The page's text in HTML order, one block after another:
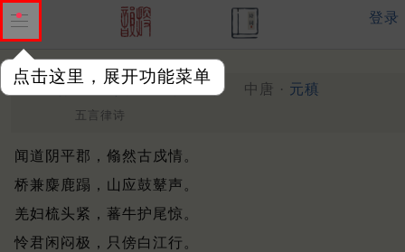
点击这里，展开功能菜单
登录
遣行十首 其十 （817年） 中唐 · 元稹
五言律诗
闻道阴平郡，翛然古戍情。
桥兼麋鹿蹋，山应鼓鼙声。
羌妇梳头紧，蕃牛护尾惊。
怜君闲闷极，只傍白江行。